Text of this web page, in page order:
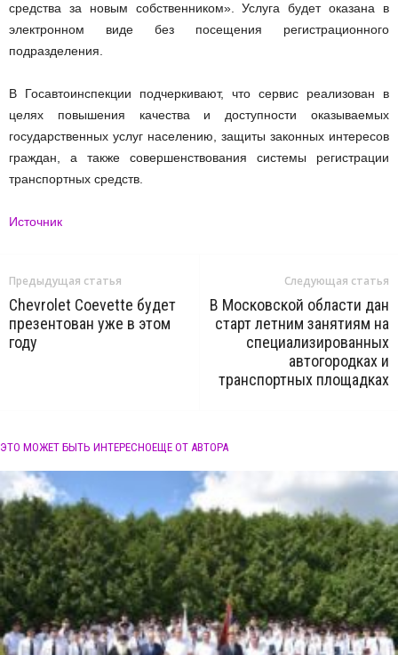
средства за новым собственником». Услуга будет оказана в
электронном виде без посещения регистрационного
подразделения.
В Госавтоинспекции подчеркивают, что сервис реализован в
целях повышения качества и доступности оказываемых
государственных услуг населению, защиты законных интересов
граждан, а также совершенствования системы регистрации
транспортных средств.
Источник
Предыдущая статья
Chevrolet Coevette будет
презентован уже в этом
году
Следующая статья
В Московской области дан
старт летним занятиям на
специализированных
автогородках и
транспортных площадках
ЭТО МОЖЕТ БЫТЬ ИНТЕРЕСНОЕЩЕ ОТ АВТОРА